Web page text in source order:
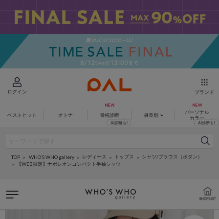
ログイン ブランド
ベストヒット オトナ 骨格診断 身長別
パーソナル
カラー
TOP WHO’S WHO gallery レディース トップス
シャツ/ブラウス（ボタン）
【WEB限定】ナポレオンコンパクト半袖シャツ